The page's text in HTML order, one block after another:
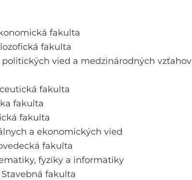
fakulta
fakulta
politických vied a medzinárodných vzťahov
fakulta
fakulta
fakulta
a ekonomických vied
fakulta
fyziky a informatiky
Stavebná fakulta